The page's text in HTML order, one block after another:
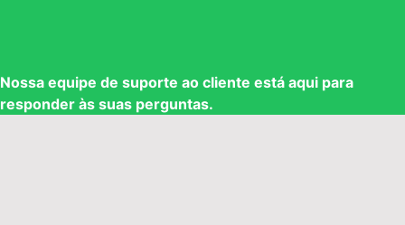
Nossa equipe de suporte ao cliente está aqui para
responder às suas perguntas.